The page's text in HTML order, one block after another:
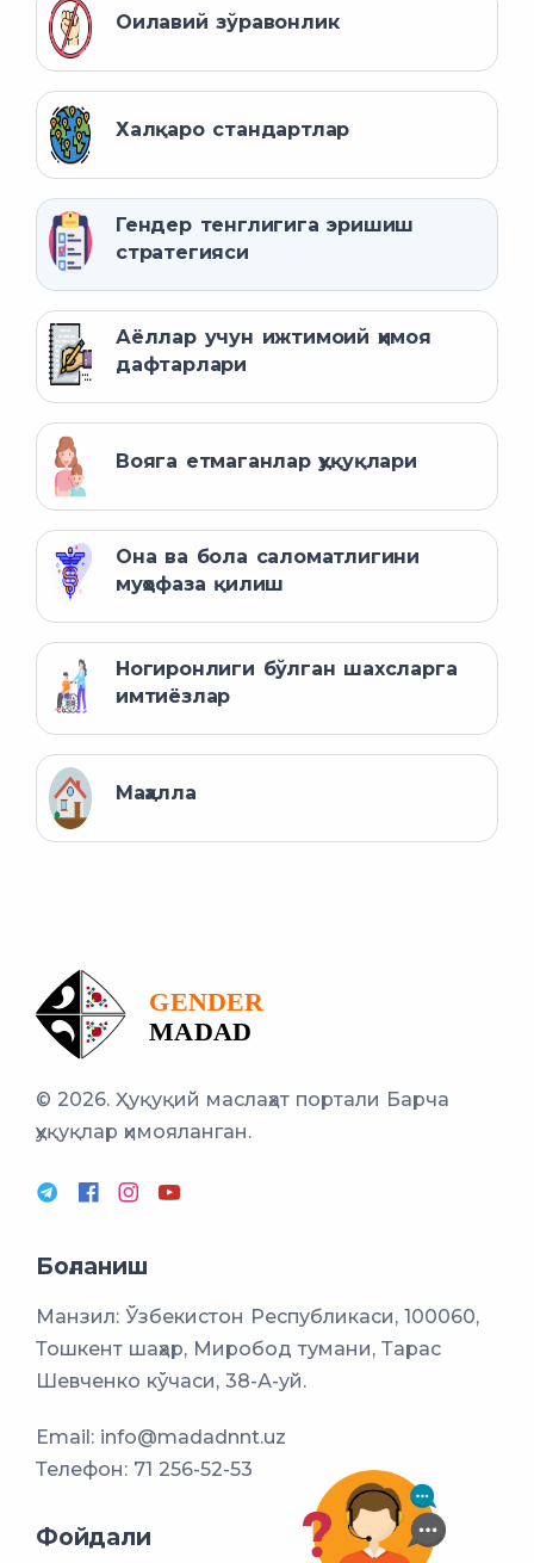
Оилавий зўравонлик
Халқаро стандартлар
Гендер тенглигига эришиш
стратегияси
Аёллар учун ижтимоий ҳимоя
дафтарлари
Вояга етмаганлар ҳуқуқлари
Она ва бола саломатлигини
муҳофаза қилиш
Ногиронлиги бўлган шахсларга
имтиёзлар
Маҳалла
© 2026. Ҳуқуқий маслаҳат портали Барча
ҳуқуқлар ҳимояланган.
Боғланиш
Манзил: Ўзбекистон Республикаси, 100060,
Тошкент шаҳар, Миробод тумани, Тарас
Шевченко кўчаси, 38-А-уй.
Email: info@madadnnt.uz
Телефон: 71 256-52-53
Фойдали